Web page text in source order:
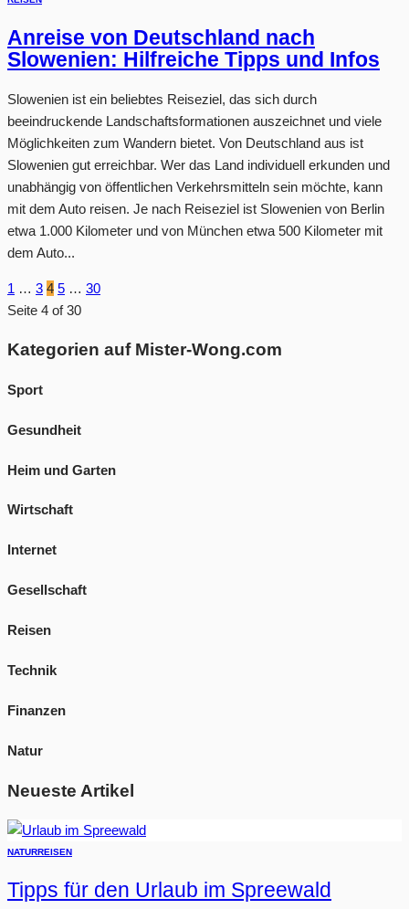
Anreise von Deutschland nach
Slowenien: Hilfreiche Tipps und Infos
Slowenien ist ein beliebtes Reiseziel, das sich durch
beeindruckende Landschaftsformationen auszeichnet und viele
Möglichkeiten zum Wandern bietet. Von Deutschland aus ist
Slowenien gut erreichbar. Wer das Land individuell erkunden und
unabhängig von öffentlichen Verkehrsmitteln sein möchte, kann
mit dem Auto reisen. Je nach Reiseziel ist Slowenien von Berlin
etwa 1.000 Kilometer und von München etwa 500 Kilometer mit
dem Auto...
1 … 3 4 5 … 30
Seite 4 of 30
Kategorien auf Mister-Wong.com
Sport
Gesundheit
Heim und Garten
Wirtschaft
Internet
Gesellschaft
Reisen
Technik
Finanzen
Natur
Neueste Artikel
NATURREISEN
Tipps für den Urlaub im Spreewald